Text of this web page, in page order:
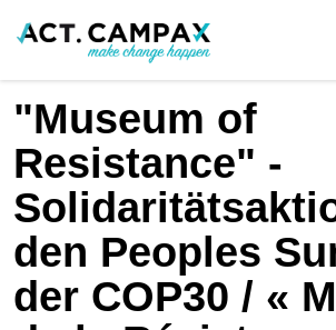
to
"Museum of
Resistance" -
den Peoples
der COP30 / «